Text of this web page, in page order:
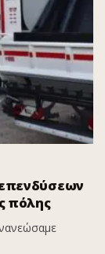
πόλης